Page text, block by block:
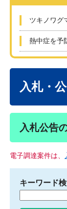
ツキノワグ
熱中症を予
入札・
入札公告
電子調達案件は、
キーワード